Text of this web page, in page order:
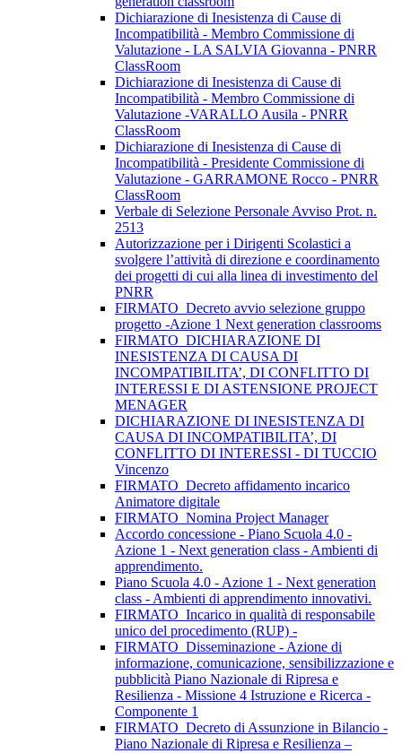
Dichiarazione di Inesistenza di Cause di
Incompatibilità - Membro Commissione di
Valutazione - LA SALVIA Giovanna - PNRR
ClassRoom
Dichiarazione di Inesistenza di Cause di
Incompatibilità - Membro Commissione di
Valutazione -VARALLO Ausila - PNRR
ClassRoom
Dichiarazione di Inesistenza di Cause di
Incompatibilità - Presidente Commissione di
Valutazione - GARRAMONE Rocco - PNRR
ClassRoom
Verbale di Selezione Personale Avviso Prot. n.
2513
Autorizzazione per i Dirigenti Scolastici a
svolgere l’attività di direzione e coordinamento
dei progetti di cui alla linea di investimento del
PNRR
FIRMATO_Decreto avvio selezione gruppo
progetto -Azione 1 Next generation classrooms
FIRMATO_DICHIARAZIONE DI
INESISTENZA DI CAUSA DI
INCOMPATIBILITA’, DI CONFLITTO DI
INTERESSI E DI ASTENSIONE PROJECT
MENAGER
DICHIARAZIONE DI INESISTENZA DI
CAUSA DI INCOMPATIBILITA’, DI
CONFLITTO DI INTERESSI - DI TUCCIO
Vincenzo
FIRMATO_Decreto affidamento incarico
Animatore digitale
FIRMATO_Nomina Project Manager
Accordo concessione - Piano Scuola 4.0 -
Azione 1 - Next generation class - Ambienti di
apprendimento.
Piano Scuola 4.0 - Azione 1 - Next generation
class - Ambienti di apprendimento innovativi.
FIRMATO_Incarico in qualità di responsabile
unico del procedimento (RUP) -
FIRMATO_Disseminazione - Azione di
informazione, comunicazione, sensibilizzazione e
pubblicità Piano Nazionale di Ripresa e
Resilienza - Missione 4 Istruzione e Ricerca -
Componente 1
FIRMATO_Decreto di Assunzione in Bilancio -
Piano Nazionale di Ripresa e Resilienza –